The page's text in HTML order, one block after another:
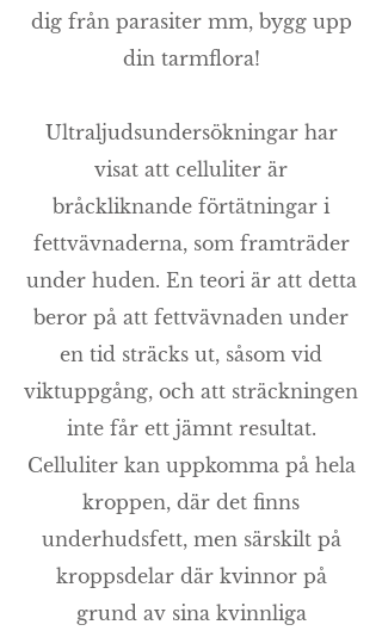
dig från parasiter mm, bygg upp
din tarmflora!
Ultraljudsundersökningar har
visat att celluliter är
bråckliknande förtätningar i
fettvävnaderna, som framträder
under huden. En teori är att detta
beror på att fettvävnaden under
en tid sträcks ut, såsom vid
viktuppgång, och att sträckningen
inte får ett jämnt resultat.
Celluliter kan uppkomma på hela
kroppen, där det finns
underhudsfett, men särskilt på
kroppsdelar där kvinnor på
grund av sina kvinnliga